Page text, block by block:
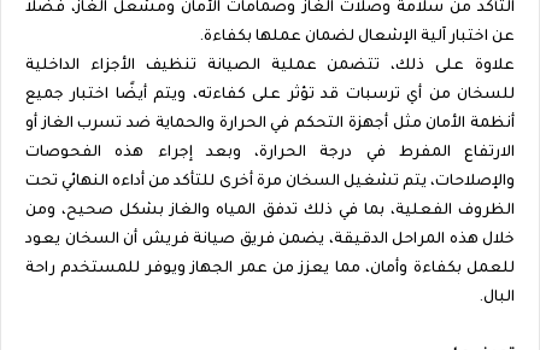
التأكد من سلامة وصلات الغاز وصمامات الأمان ومشعل الغاز، فضلاً
عن اختبار آلية الإشعال لضمان عملها بكفاءة.
علاوة على ذلك، تتضمن عملية الصيانة تنظيف الأجزاء الداخلية
للسخان من أي ترسبات قد تؤثر على كفاءته، ويتم أيضًا اختبار جميع
أنظمة الأمان مثل أجهزة التحكم في الحرارة والحماية ضد تسرب الغاز أو
الارتفاع المفرط في درجة الحرارة، وبعد إجراء هذه الفحوصات
والإصلاحات، يتم تشغيل السخان مرة أخرى للتأكد من أداءه النهائي تحت
الظروف الفعلية، بما في ذلك تدفق المياه والغاز بشكل صحيح، ومن
خلال هذه المراحل الدقيقة، يضمن فريق صيانة فريش أن السخان يعود
للعمل بكفاءة وأمان، مما يعزز من عمر الجهاز ويوفر للمستخدم راحة
البال.